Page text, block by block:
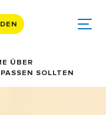
ÜBER
SOLLTEN